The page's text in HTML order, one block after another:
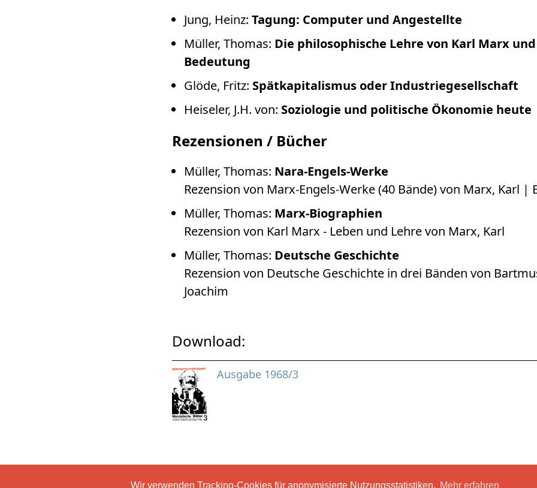
Wir verwenden Tracking-Cookies für anonymisierte Nutzungsstatistiken. Mehr erfahren
Jung, Heinz: Tagung: Computer und Angestellte
Müller, Thomas: Die philosophische Lehre von Karl Marx
Bedeutung
Glöde, Fritz: Spätkapitalismus oder Industriegesellschaft
Heiseler, J.H. von: Soziologie und politische Ökonomie heute
Rezensionen / Bücher
Müller, Thomas: Nara-Engels-Werke
Rezension von Marx-Engels-Werke (40 Bände) von Marx, Karl |
Müller, Thomas: Marx-Biographien
Rezension von Karl Marx - Leben und Lehre von Marx, Karl
Müller, Thomas: Deutsche Geschichte
Rezension von Deutsche Geschichte in drei Bänden von
Joachim
Download:
Ausgabe 1968/3